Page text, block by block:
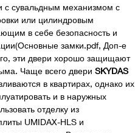
сувальдным механизмом с
или цилиндровым
в себе безопасность и
замки.pdf, Доп-е
эти двери хорошо защищают
Чаще всего двери SKYDAS
в квартирах, однако их
и в наружных
отделку из
UMIDAX-HLS и